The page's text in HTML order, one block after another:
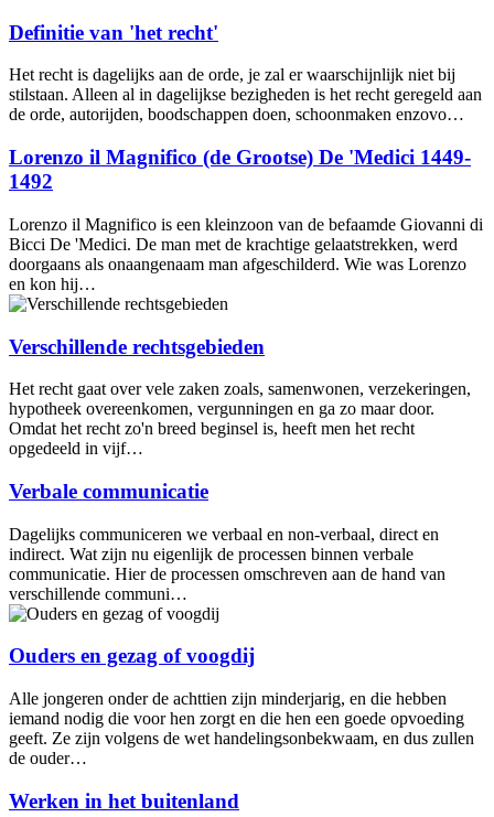
Definitie van 'het recht'
Het recht is dagelijks aan de orde, je zal er waarschijnlijk niet bij
stilstaan. Alleen al in dagelijkse bezigheden is het recht geregeld aan
de orde, autorijden, boodschappen doen, schoonmaken enzovo…
Lorenzo il Magnifico (de Grootse) De 'Medici 1449-
1492
Lorenzo il Magnifico is een kleinzoon van de befaamde Giovanni di
Bicci De 'Medici. De man met de krachtige gelaatstrekken, werd
doorgaans als onaangenaam man afgeschilderd. Wie was Lorenzo
en kon hij…
Verschillende rechtsgebieden
Het recht gaat over vele zaken zoals, samenwonen, verzekeringen,
hypotheek overeenkomen, vergunningen en ga zo maar door.
Omdat het recht zo'n breed beginsel is, heeft men het recht
opgedeeld in vijf…
Verbale communicatie
Dagelijks communiceren we verbaal en non-verbaal, direct en
indirect. Wat zijn nu eigenlijk de processen binnen verbale
communicatie. Hier de processen omschreven aan de hand van
verschillende communi…
Ouders en gezag of voogdij
Alle jongeren onder de achttien zijn minderjarig, en die hebben
iemand nodig die voor hen zorgt en die hen een goede opvoeding
geeft. Ze zijn volgens de wet handelingsonbekwaam, en dus zullen
de ouder…
Werken in het buitenland